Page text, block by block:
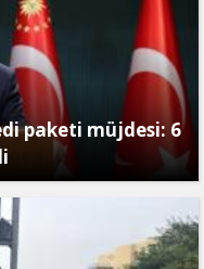
paketi müjdesi: 6